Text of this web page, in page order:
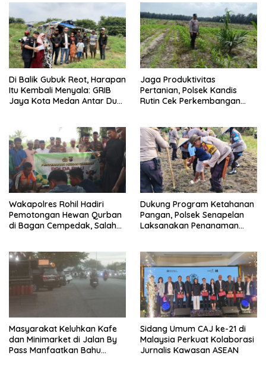
Di Balik Gubuk Reot, Harapan
Itu Kembali Menyala: GRIB
Jaya Kota Medan Antar Dua
Jaga Produktivitas
Pertanian, Polsek Kandis
Rutin Cek Perkembangan
Wakapolres Rohil Hadiri
Pemotongan Hewan Qurban
di Bagan Cempedak, Salah
Dukung Program Ketahanan
Pangan, Polsek Senapelan
Laksanakan Penanaman
Masyarakat Keluhkan Kafe
dan Minimarket di Jalan By
Pass Manfaatkan Bahu
Sidang Umum CAJ ke-21 di
Malaysia Perkuat Kolaborasi
Jurnalis Kawasan ASEAN